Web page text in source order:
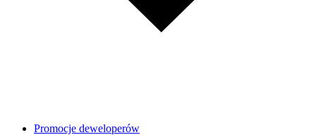
Promocje deweloperów